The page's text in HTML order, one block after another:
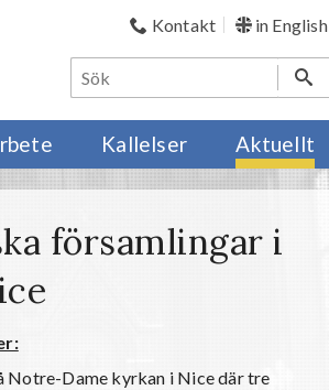
Kontakt in English
Kallelser Aktuellt
församlingar i
Notre-Dame kyrkan i Nice där tre